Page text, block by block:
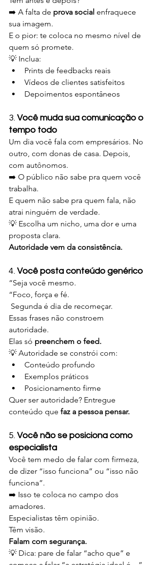
➡️ A falta de prova social enfraquece
sua imagem.
E o pior: te coloca no mesmo nível de
quem só promete.
💡 Inclua:
Prints de feedbacks reais
Vídeos de clientes satisfeitos
Depoimentos espontâneos
3. Você muda sua comunicação o
tempo todo
Um dia você fala com empresários. No
outro, com donas de casa. Depois,
com autônomos.
➡️ O público não sabe pra quem você
trabalha.
E quem não sabe pra quem fala, não
atrai ninguém de verdade.
💡 Escolha um nicho, uma dor e uma
proposta clara.
Autoridade vem da consistência.
4. Você posta conteúdo genérico
“Seja você mesmo.
“Foco, força e fé.
Segunda é dia de recomeçar.
Essas frases não constroem
autoridade.
Elas só preenchem o feed.
💡 Autoridade se constrói com:
Conteúdo profundo
Exemplos práticos
Posicionamento firme
Quer ser autoridade? Entregue
conteúdo que faz a pessoa pensar.
5. Você não se posiciona como
especialista
Você tem medo de falar com firmeza,
de dizer “isso funciona” ou “isso não
funciona”.
➡️ Isso te coloca no campo dos
amadores.
Especialistas têm opinião.
Têm visão.
Falam com segurança.
💡 Dica: pare de falar “acho que” e